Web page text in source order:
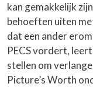
kan gemakkelijk
behoeften uiten
dat een ander
PECS vordert,
stellen om
Picture’s Worth